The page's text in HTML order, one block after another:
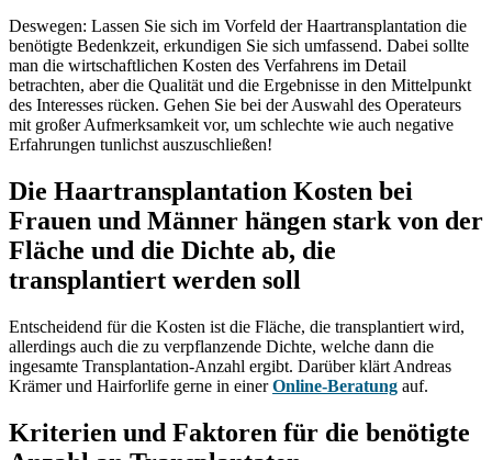
Deswegen: Lassen Sie sich im Vorfeld der Haartransplantation die
benötigte Bedenkzeit, erkundigen Sie sich umfassend. Dabei sollte
man die wirtschaftlichen Kosten des Verfahrens im Detail
betrachten, aber die Qualität und die Ergebnisse in den Mittelpunkt
des Interesses rücken. Gehen Sie bei der Auswahl des Operateurs
mit großer Aufmerksamkeit vor, um schlechte wie auch negative
Erfahrungen tunlichst auszuschließen!
Die Haartransplantation Kosten bei
Frauen und Männer hängen stark von der
Fläche und die Dichte ab, die
transplantiert werden soll
Entscheidend für die Kosten ist die Fläche, die transplantiert wird,
allerdings auch die zu verpflanzende Dichte, welche dann die
ingesamte Transplantation-Anzahl ergibt. Darüber klärt Andreas
Krämer und Hairforlife gerne in einerOnline-Beratung auf.
Kriterien und Faktoren für die benötigte